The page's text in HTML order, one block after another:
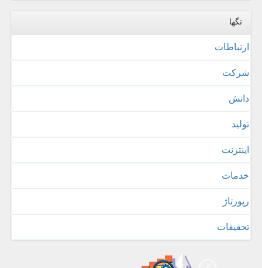
تگها
ارتباطات
شركت
دانش
تولید
اینترنت
خدمات
رپورتاژ
تحقیقات